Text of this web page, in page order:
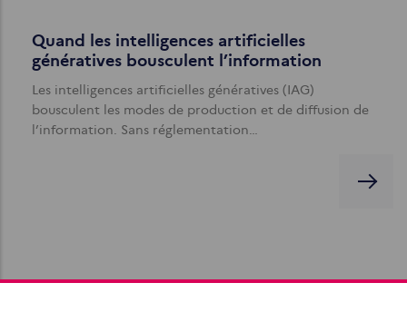
Quand les intelligences artificielles
génératives bousculent l’information
Les intelligences artificielles génératives (IAG)
bousculent les modes de production et de diffusion de
l’information. Sans réglementation…